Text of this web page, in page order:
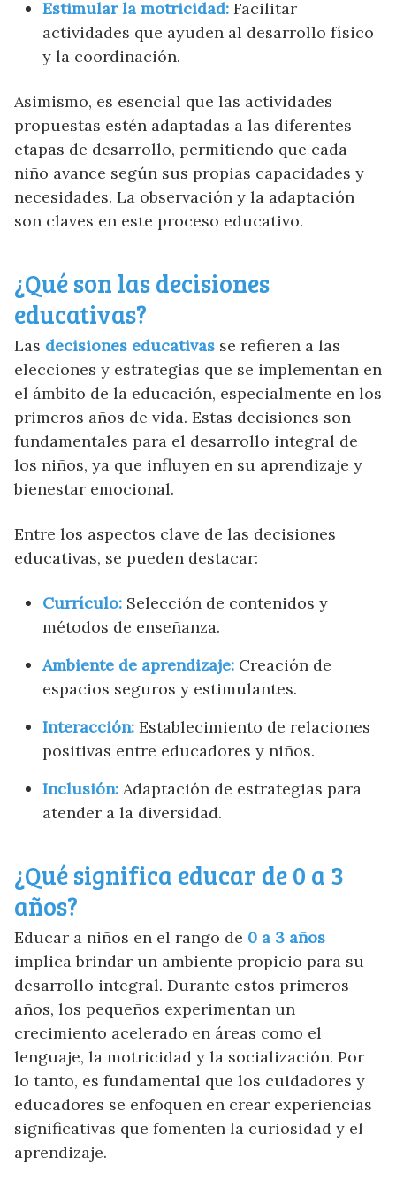
Estimular la motricidad: Facilitar
actividades que ayuden al desarrollo físico
y la coordinación.
Asimismo, es esencial que las actividades
propuestas estén adaptadas a las diferentes
etapas de desarrollo, permitiendo que cada
niño avance según sus propias capacidades y
necesidades. La observación y la adaptación
son claves en este proceso educativo.
¿Qué son las decisiones
educativas?
Las decisiones educativas se refieren a las
elecciones y estrategias que se implementan en
el ámbito de la educación, especialmente en los
primeros años de vida. Estas decisiones son
fundamentales para el desarrollo integral de
los niños, ya que influyen en su aprendizaje y
bienestar emocional.
Entre los aspectos clave de las decisiones
educativas, se pueden destacar:
Currículo: Selección de contenidos y
métodos de enseñanza.
Ambiente de aprendizaje: Creación de
espacios seguros y estimulantes.
Interacción: Establecimiento de relaciones
positivas entre educadores y niños.
Inclusión: Adaptación de estrategias para
atender a la diversidad.
¿Qué significa educar de 0 a 3
años?
Educar a niños en el rango de 0 a 3 años
implica brindar un ambiente propicio para su
desarrollo integral. Durante estos primeros
años, los pequeños experimentan un
crecimiento acelerado en áreas como el
lenguaje, la motricidad y la socialización. Por
lo tanto, es fundamental que los cuidadores y
educadores se enfoquen en crear experiencias
significativas que fomenten la curiosidad y el
aprendizaje.